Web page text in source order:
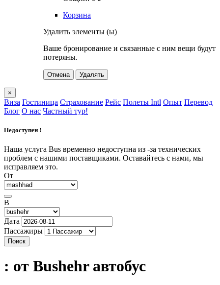
Корзина
Удалить элементы (ы)
Ваше бронирование и связанные с ним вещи будут
потеряны.
Отмена Удалять
×
Виза Гостиница Страхование Рейс Полеты Intl Опыт Перевод
Блог О нас Частный тур!
Недоступен !
Наша услуга Bus временно недоступна из -за технических
проблем с нашими поставщиками. Оставайтесь с нами, мы
исправляем это.
От
В
Дата
Пассажиры
Поиск
: от Bushehr автобус